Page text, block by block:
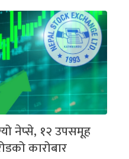
नेप्से, १२ उपसमूह
कारोबार